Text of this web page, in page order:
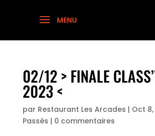
02/12 > FINALE
2023 <
par Restaurant Les Arcades | Oct
Passés | 0 commentaires